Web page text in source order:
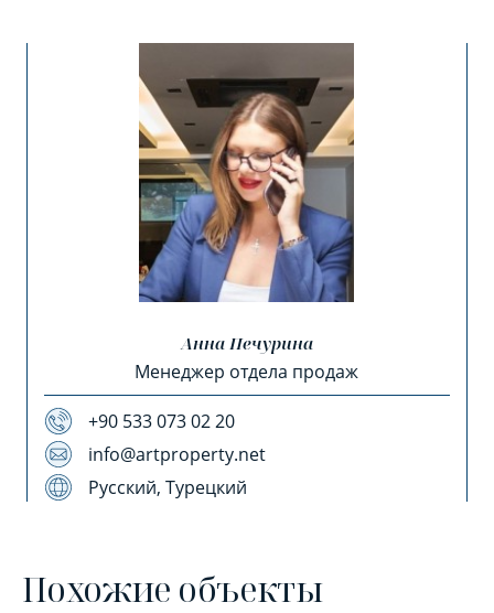
Анна Печурина
Менеджер отдела продаж
+90 533 073 02 20
info@artproperty.net
Русский, Турецкий
Похожие объекты